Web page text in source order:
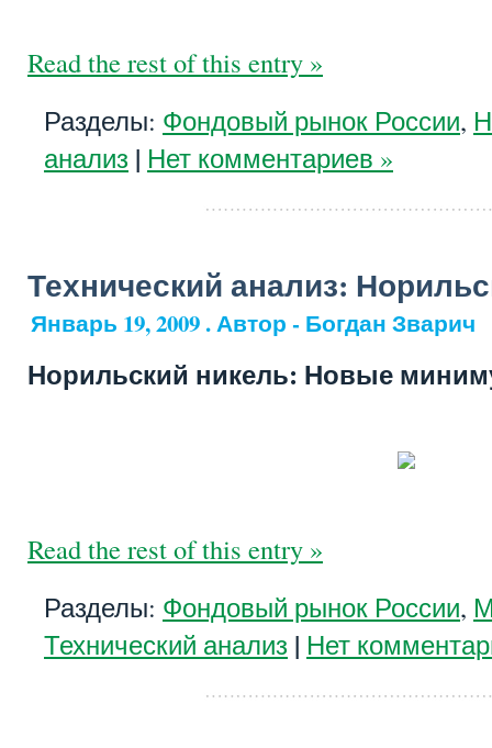
Read the rest of this entry »
Разделы: Фондовый рынок России,
анализ | Нет комментариев »
Технический анализ:
Январь 19, 2009 . Автор - Богдан Зварич
Норильский никель: Новые
Read the rest of this entry »
Разделы: Фондовый рынок России,
Технический анализ | Нет